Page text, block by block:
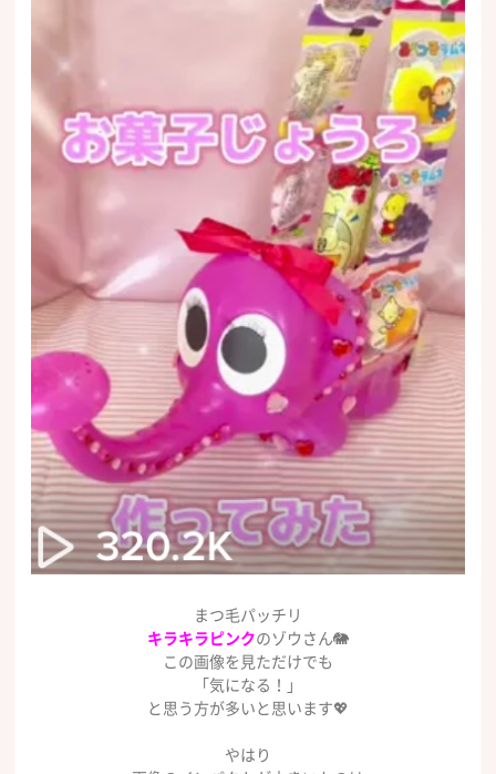
まつ毛パッチリ
キラキラピンクのゾウさん🐘
この画像を見ただけでも
「気になる！」
と思う方が多いと思います💖
やはり